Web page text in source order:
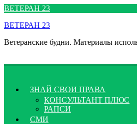
Перейти
содержимому
ВЕТЕРАН 23
ВЕТЕРАН 23
Ветеранские будни. Материалы
ЗНАЙ СВОИ ПРАВА
КОНСУЛЬТАНТ ПЛЮС
РАПСИ
СМИ